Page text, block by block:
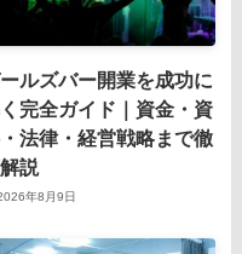
ルズバー開業を成功に
完全ガイド｜資金・資
法律・経営戦略まで徹
説
年8月9日